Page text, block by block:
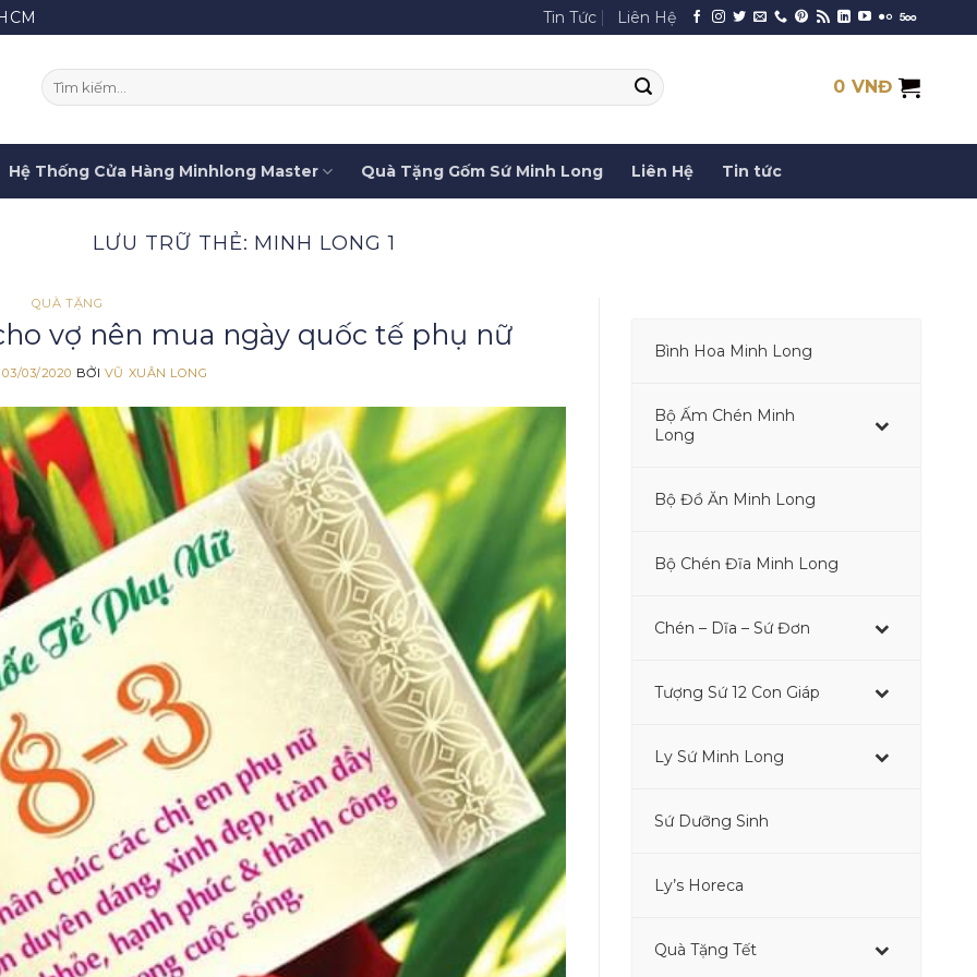
Tin Tức Liên Hệ
Tìm
kiếm:
0 VNĐ
Hệ Thống Cửa Hàng Minhlong Master Quà Tặng Gốm Sứ Minh Long Liên Hệ Tin tức
LƯU TRỮ THẺ: MINH LONG 1
QUÀ TẶNG
vợ nên mua ngày quốc tế phụ nữ
03/03/2020 BỞI VŨ XUÂN LONG
Bình Hoa Minh Long
–
Bộ Ấm Chén Minh
Long
–
Bộ Đồ Ăn Minh Long
–
Bộ Chén Đĩa Minh Long
Chén – Dĩa – Sứ Đơn
Tượng Sứ 12 Con Giáp
–
Ly Sứ Minh Long
–
Sứ Dưỡng Sinh
–
Ly’s Horeca
Quà Tặng Tết